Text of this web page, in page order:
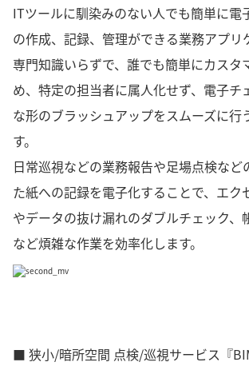
ITツールに馴染みのない人でも簡単に電
の作成、記録、管理ができる業務アプリ
専門知識いらずで、誰でも簡単にカスタ
め、特定の担当者に属人化せず、電子チ
な形のブラッシュアップをスムーズに行
す。
日常巡視などの業務報告や足場点検など
た紙への記録を電子化することで、エク
やデータの抜け漏れのダブルチェック、
など煩雑な作業を効率化します。
■ 狭小/暗所空間 点検/巡視サービス『